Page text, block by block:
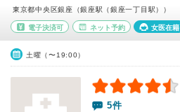
東京都中央区銀座（銀座駅（銀座一丁目駅））
電子決済可 ネット予約 女医在籍
土曜（〜19:00）
5件